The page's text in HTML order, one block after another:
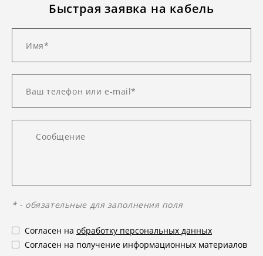
Быстрая заявка на кабель
* - обязательные для заполнения поля
Согласен на обработку персональных данных
Согласен на получение информационных материалов